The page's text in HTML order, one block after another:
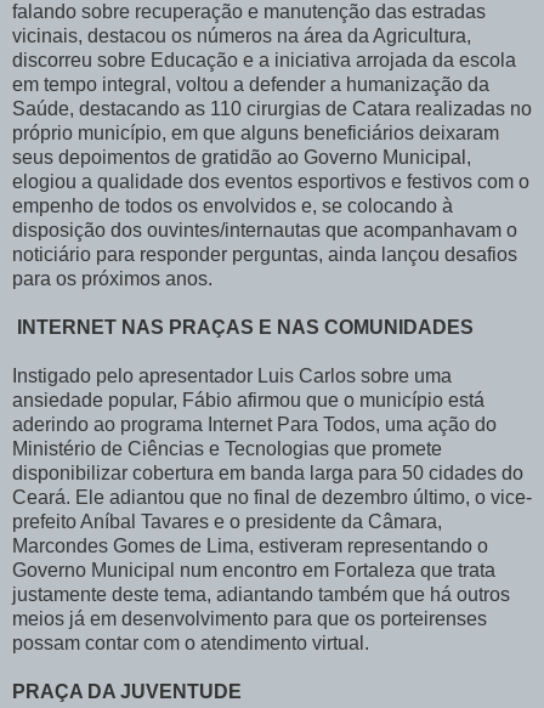
falando sobre recuperação e manutenção das estradas
vicinais, destacou os números na área da Agricultura,
discorreu sobre Educação e a iniciativa arrojada da escola
em tempo integral, voltou a defender a humanização da
Saúde, destacando as 110 cirurgias de Catara realizadas no
próprio município, em que alguns beneficiários deixaram
seus depoimentos de gratidão ao Governo Municipal,
elogiou a qualidade dos eventos esportivos e festivos com o
empenho de todos os envolvidos e, se colocando à
disposição dos ouvintes/internautas que acompanhavam o
noticiário para responder perguntas, ainda lançou desafios
para os próximos anos.
INTERNET NAS PRAÇAS E NAS COMUNIDADES
Instigado pelo apresentador Luis Carlos sobre uma
ansiedade popular, Fábio afirmou que o município está
aderindo ao programa Internet Para Todos, uma ação do
Ministério de Ciências e Tecnologias que promete
disponibilizar cobertura em banda larga para 50 cidades do
Ceará. Ele adiantou que no final de dezembro último, o vice-
prefeito Aníbal Tavares e o presidente da Câmara,
Marcondes Gomes de Lima, estiveram representando o
Governo Municipal num encontro em Fortaleza que trata
justamente deste tema, adiantando também que há outros
meios já em desenvolvimento para que os porteirenses
possam contar com o atendimento virtual.
PRAÇA DA JUVENTUDE